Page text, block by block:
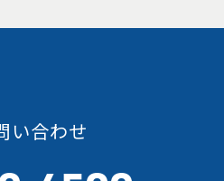
い合わせ